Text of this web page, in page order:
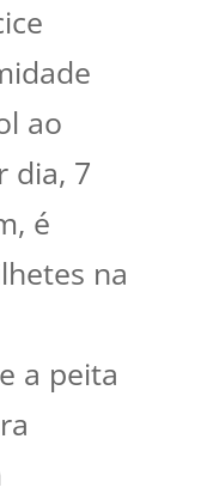
ao
dia, 7
é
na
a peita